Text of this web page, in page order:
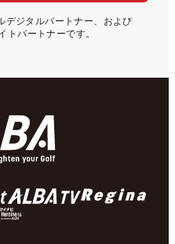
デジタルパートナー、および
トパートナーです。